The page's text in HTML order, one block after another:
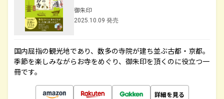
御朱印
2025.10.09 発売
国内屈指の観光地であり、数多の寺院が建ち並ぶ古都・京都。
季節を楽しみながらお寺をめぐり、御朱印を頂くのに役立つ一
冊です。
詳細を見る